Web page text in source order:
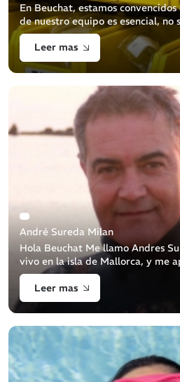
En Beuchat, estamos
de nuestro equipo es esencial, no
del mar, sino también para la
ambiente. Nos comprometemos a
Leer mas
André Sureda Milan
Hola Beuchat Me llamo Andres
vivo en la isla de Mallorca, y me
submarina. ¿De dónde viene su pasión por el mar? Mi
padre era pescador sub [...]
Leer mas